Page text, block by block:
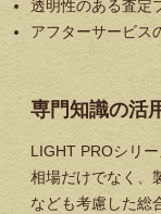
透明性のある査定
アフターサービス
専門知識の活
LIGHT PROシリ
相場だけでなく、
なども考慮した総